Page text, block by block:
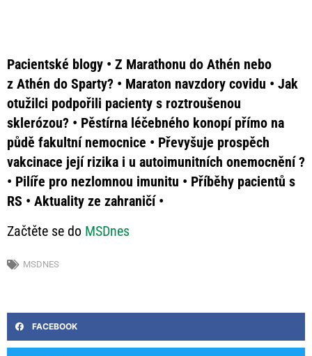
Pacientské blogy • Z Marathonu do Athén nebo
z Athén do Sparty? • Maraton navzdory covidu • Jak
otužilci podpořili pacienty s roztroušenou
sklerózou? • Pěstírna léčebného konopí přímo na
půdě fakultní nemocnice • Převyšuje prospěch
vakcinace její rizika i u autoimunitních onemocnění ?
• Pilíře pro nezlomnou imunitu • Příběhy pacientů s
RS • Aktuality ze zahraničí •
Začtěte se do MSDnes
MSDNES
FACEBOOK